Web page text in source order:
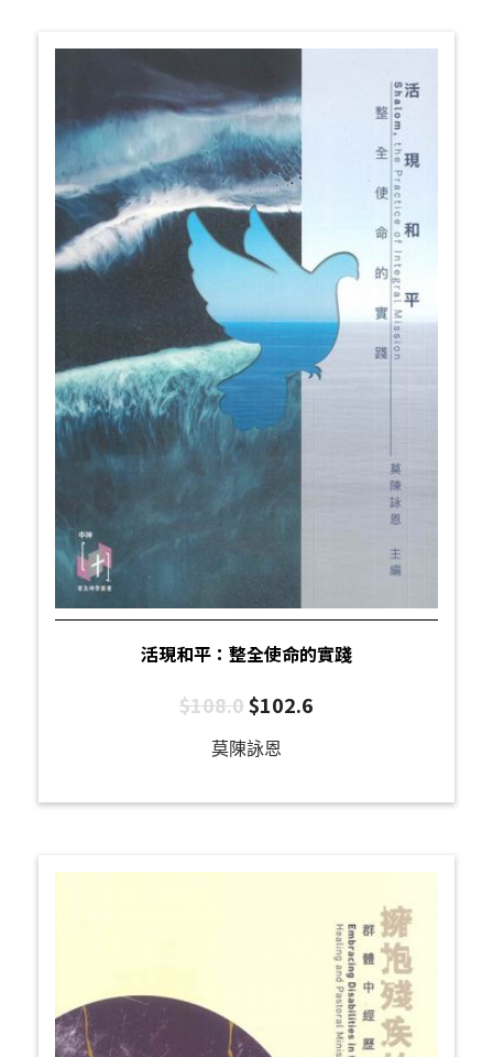
活現和平：整全使命的實踐
$108.0$102.6
莫陳詠恩